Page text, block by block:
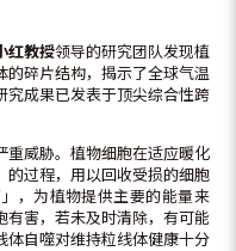
红教授领导的研究团队发现植
碎片结构，揭示了全球气温
究成果已发表于顶尖综合性跨
重威胁。植物细胞在适应暖化
的过程，用以回收受损的细胞
，为植物提供主要的能量来
害，若未及时清除，有可能
体自噬对维持粒线体健康十分